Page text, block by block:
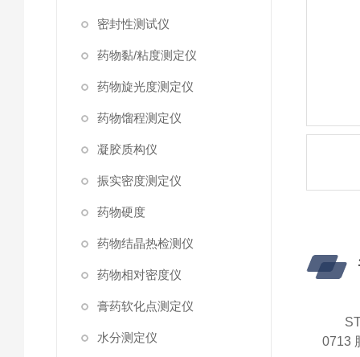
密封性测试仪
药物黏/粘度测定仪
药物旋光度测定仪
药物馏程测定仪
凝胶质构仪
振实密度测定仪
药物硬度
药物结晶热检测仪
药物相对密度仪
膏药软化点测定仪
水分测定仪
0713